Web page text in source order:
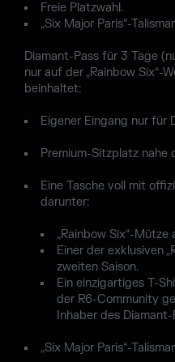
Freie Platzwahl.
„Six Major Paris“-
Diamant-Pass für 3 Tage
nur auf der „Rainbow Six“-
beinhaltet:
Eigener Eingang nur für
Premium-Sitzplatz nahe
Eine Tasche voll mit
darunter:
„Rainbow Six“-
Einer der exklusiven
zweiten Saison.
Ein einzigartiges T-
der R6-Community
Inhaber des Diamant-
„Six Major Paris“-